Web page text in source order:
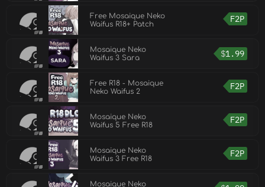
Free Mosaique Neko
Waifus R18+ Patch
F2P
Mosaique Neko
Waifus 3 Sara
$1.99
Free R18 - Mosaique
Neko Waifus 2
F2P
Mosaique Neko
Waifus 5 Free R18
F2P
Mosaique Neko
Waifus 3 Free R18
F2P
Mosaique Neko